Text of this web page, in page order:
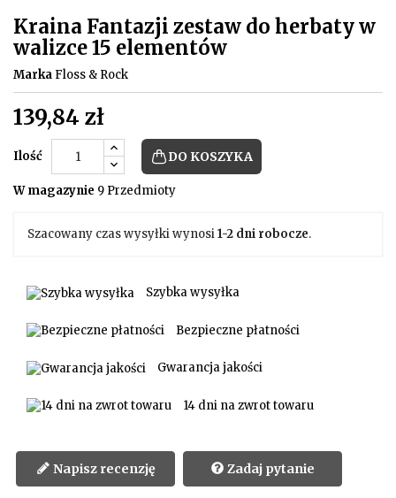
Kraina Fantazji zestaw do herbaty w
walizce 15 elementów
Marka Floss & Rock
139,84 zł
Ilość DO KOSZYKA
W magazynie 9 Przedmioty
Szacowany czas wysyłki wynosi1-2 dni robocze.
Szybka wysyłka
Bezpieczne płatności
Gwarancja jakości
14 dni na zwrot towaru
Napisz recenzję Zadaj pytanie